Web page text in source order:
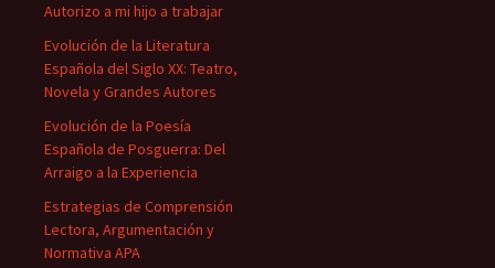
Autorizo a mi hijo a trabajar
Evolución de la Literatura
Española del Siglo XX: Teatro,
Novela y Grandes Autores
Evolución de la Poesía
Española de Posguerra: Del
Arraigo a la Experiencia
Estrategias de Comprensión
Lectora, Argumentación y
Normativa APA